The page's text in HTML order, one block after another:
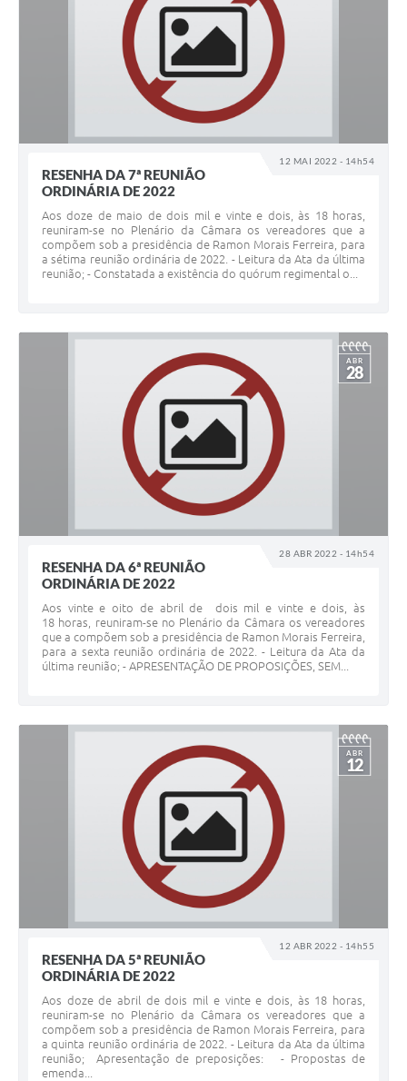
12 MAI 2022 - 14h54
RESENHA DA 7ª REUNIÃO
ORDINÁRIA DE 2022
Aos doze de maio de dois mil e vinte e dois, às 18 horas,
reuniram-se no Plenário da Câmara os vereadores que a
compõem sob a presidência de Ramon Morais Ferreira, para
a sétima reunião ordinária de 2022. - Leitura da Ata da última
reunião; - Constatada a existência do quórum regimental o...
28 ABR 2022 - 14h54
ABR
28
RESENHA DA 6ª REUNIÃO
ORDINÁRIA DE 2022
Aos vinte e oito de abril de dois mil e vinte e dois, às
18 horas, reuniram-se no Plenário da Câmara os vereadores
que a compõem sob a presidência de Ramon Morais Ferreira,
para a sexta reunião ordinária de 2022. - Leitura da Ata da
última reunião; - APRESENTAÇÃO DE PROPOSIÇÕES, SEM...
12 ABR 2022 - 14h55
ABR
12
RESENHA DA 5ª REUNIÃO
ORDINÁRIA DE 2022
Aos doze de abril de dois mil e vinte e dois, às 18 horas,
reuniram-se no Plenário da Câmara os vereadores que a
compõem sob a presidência de Ramon Morais Ferreira, para
a quinta reunião ordinária de 2022. - Leitura da Ata da última
reunião; Apresentação de preposições: - Propostas de
emenda...